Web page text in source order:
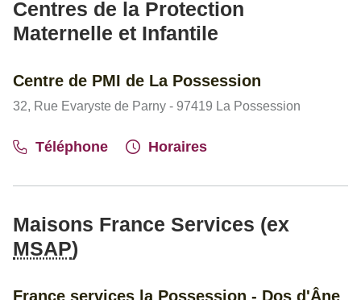
Centres de la Protection
Maternelle et Infantile
Centre de PMI de La Possession
32, Rue Evaryste de Parny - 97419 La Possession
Téléphone Horaires
Maisons France Services (ex
MSAP)
France services la Possession - Dos d'Âne